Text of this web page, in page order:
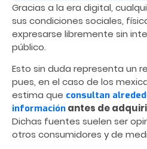
Gracias a la era digital,
sus condiciones sociales,
expresarse libremente sin
público.
Esto sin duda representa un
pues, en el caso de los
estima que consultan
información antes de
Dichas fuentes suelen ser
otros consumidores y de